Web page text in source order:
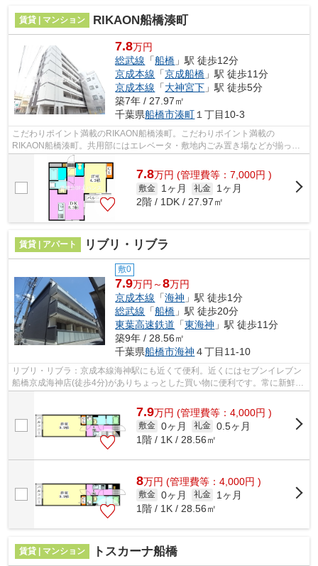
賃貸 | マンション RIKAON船橋湊町
7.8万円
総武線 「船橋 」駅 徒歩12分
京成本線 「京成船橋 」駅 徒歩11分
京成本線 「大神宮下 」駅 徒歩5分
築7年 / 27.97㎡
千葉県船橋市湊町 １丁目10-3
こだわりポイント満載のRIKAON船橋湊町。こだわりポイント満載の
RIKAON船橋湊町。共用部にはエレベータ・敷地内ごみ置き場などが揃って
おり、とても充実しています。築6年でしっかりと...
7.8万円 (管理費等：7,000円 )
敷金 1ヶ月 礼金
1ヶ月
2階 / 1DK / 27.97㎡
賃貸 | アパート リブリ・リブラ
敷0
7.9万円～8万円
京成本線 「海神 」駅 徒歩1分
総武線 「船橋 」駅 徒歩20分
東葉高速鉄道 「東海神 」駅 徒歩11分
築9年 / 28.56㎡
千葉県船橋市海神 ４丁目11-10
リブリ・リブラ：京成本線海神駅にも近くて便利。近くにはセブンイレブン
船橋京成海神店(徒歩4分)がありちょっとした買い物に便利です。常に新鮮な
7.9万円 (管理費等：4,000円 )
敷金 0ヶ月 礼金 0.5ヶ月
1階 / 1K / 28.56㎡
8万円 (管理費等：4,000円 )
敷金 0ヶ月 礼金
1ヶ月
1階 / 1K / 28.56㎡
賃貸 | マンション トスカーナ船橋